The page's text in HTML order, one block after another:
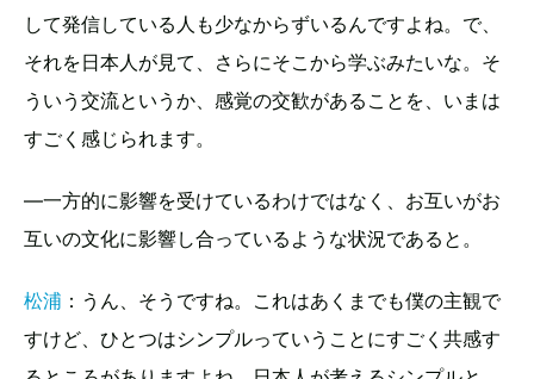
して発信している人も少なからずいるんですよね。で、
それを日本人が見て、さらにそこから学ぶみたいな。そ
ういう交流というか、感覚の交歓があることを、いまは
すごく感じられます。
—一方的に影響を受けているわけではなく、お互いがお
互いの文化に影響し合っているような状況であると。
松浦 ：うん、そうですね。これはあくまでも僕の主観で
すけど、ひとつはシンプルっていうことにすごく共感す